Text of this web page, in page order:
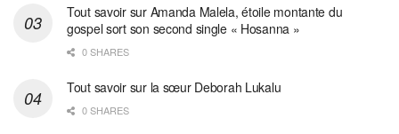
Tout savoir sur Amanda Malela, étoile montante du
gospel sort son second single « Hosanna »
0 SHARES
Tout savoir sur la sœur Deborah Lukalu
0 SHARES